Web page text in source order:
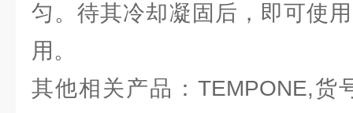
匀。待其冷却凝固后，即可使
用。
其他相关产品：TEMPONE,货